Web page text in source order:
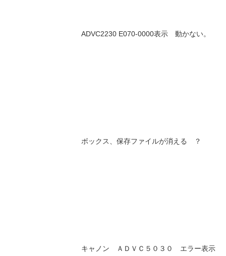
ADVC2230 E070-0000表示 動かない。
ボックス、保存ファイルが消える ？
キャノン ＡＤＶＣ５０３０ エラー表示